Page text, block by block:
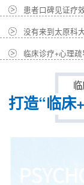
患者口碑见证疗
没有来到太原科
临床诊疗+心理
打造“临床